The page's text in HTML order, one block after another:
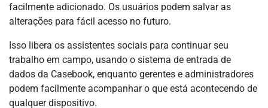
facilmente adicionado. Os usuários podem salvar as
alterações para fácil acesso no futuro.
Isso libera os assistentes sociais para continuar seu
trabalho em campo, usando o sistema de entrada de
dados da Casebook, enquanto gerentes e administradores
podem facilmente acompanhar o que está acontecendo de
qualquer dispositivo.